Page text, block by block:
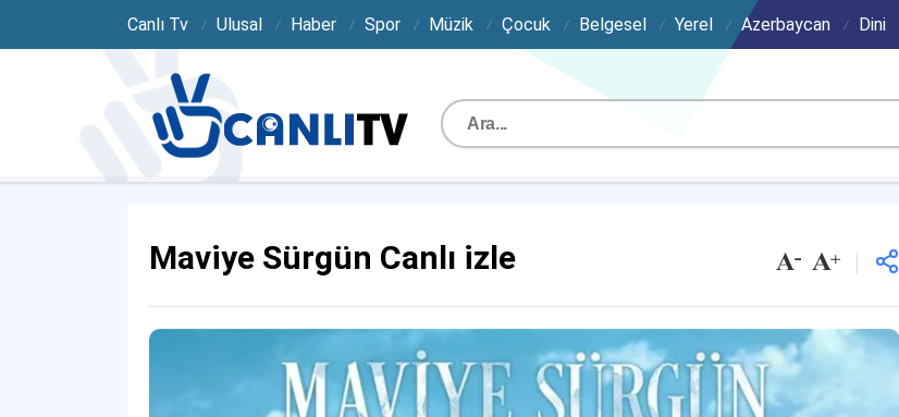
Canlı Tv Ulusal Haber Spor Müzik Çocuk Belgesel Yerel Azerbaycan Dini
Maviye Sürgün Canlı izle